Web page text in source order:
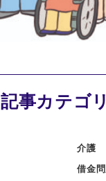
記事カテゴリ
介護
借金